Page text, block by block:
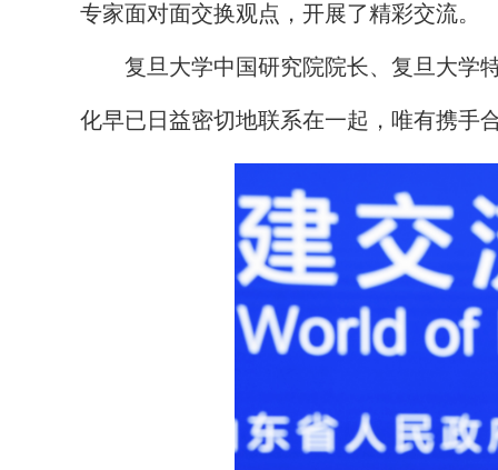
专家面对面交换观点，开展了精彩交流。
复旦大学中国研究院院长、复旦大学特
化早已日益密切地联系在一起，唯有携手